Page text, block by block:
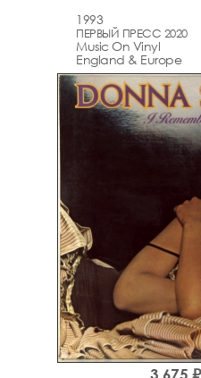
1993
ПЕРВЫЙ ПРЕСС 2020
Music On Vinyl
England & Europe
3,675 ₽